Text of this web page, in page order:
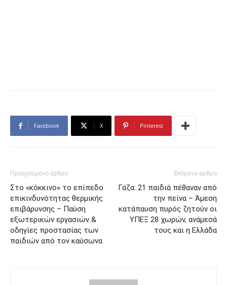
Facebook X Pinterest
Προηγούμενο άρθρο
Στο «κόκκινο» το επίπεδο
επικινδυνότητας θερμικής
επιβάρυνσης – Παύση
εξωτερικών εργασιών &
οδηγίες προστασίας των
παιδιών από τον καύσωνα
Επόμενο άρθρο
Γάζα: 21 παιδιά πέθαναν από
την πείνα – Άμεση
κατάπαυση πυρός ζητούν οι
ΥΠΕΞ 28 χωρών, ανάμεσά
τους και η Ελλάδα